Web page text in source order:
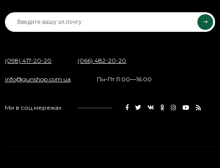
(098) 417-20-20 (066) 482-20-20
info@gunshop.com.ua Пн-Пт 11:00—16:00
Ми в соц.мережах